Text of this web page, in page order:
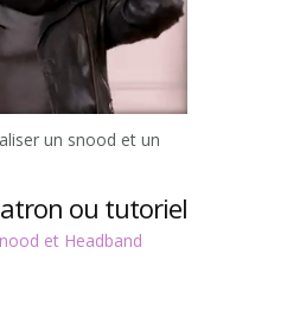
un snood et un
ou tutoriel
et Headband